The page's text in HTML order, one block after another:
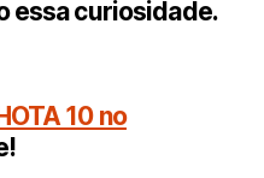
essa curiosidade.
10 no